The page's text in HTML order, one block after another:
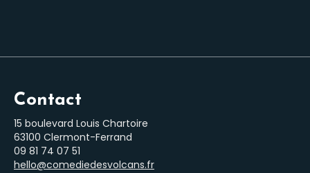
Contact
15 boulevard Louis Chartoire
63100 Clermont-Ferrand
‭09 81 74 07 51‬
hello@comediedesvolcans.fr